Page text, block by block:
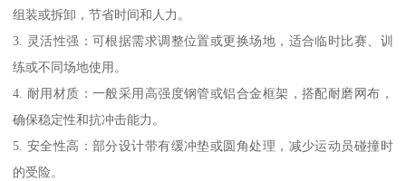
组装或拆卸，节省时间和人力。
3. 灵活性强：可根据需求调整位置或更换场地，适合临时比赛、训
练或不同场地使用。
4. 耐用材质：一般采用高强度钢管或铝合金框架，搭配耐磨网布，
确保稳定性和抗冲击能力。
5. 安全性高：部分设计带有缓冲垫或圆角处理，减少运动员碰撞时
的受险。